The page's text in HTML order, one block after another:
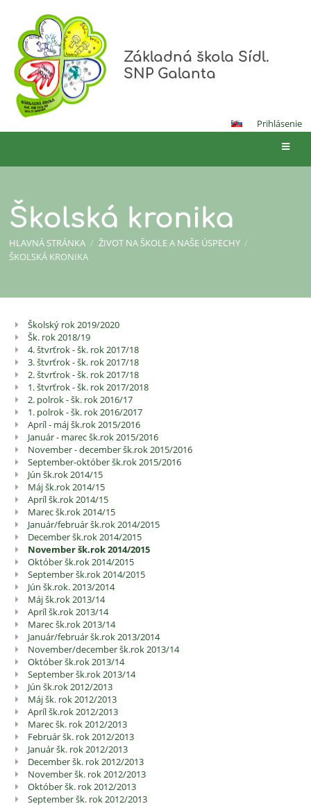
Základná škola Sídl.
SNP Galanta
Prihlásenie
Školská kronika
HLAVNÁ STRÁNKA / ŽIVOT NA ŠKOLE A NAŠE ÚSPECHY /
ŠKOLSKÁ KRONIKA
Školská
kronika
Školský rok 2019/2020
Šk. rok 2018/19
4. štvrťrok - šk. rok 2017/18
3. štvrťrok - šk. rok 2017/18
2. štvrťrok - šk. rok 2017/18
1. štvrťrok - šk. rok 2017/2018
2. polrok - šk. rok 2016/17
1. polrok - šk. rok 2016/2017
Apríl - máj šk.rok 2015/2016
Január - marec šk.rok 2015/2016
November - december šk.rok 2015/2016
September-október šk.rok 2015/2016
Jún šk.rok 2014/15
Máj šk.rok 2014/15
Apríl šk.rok 2014/15
Marec šk.rok 2014/15
Január/február šk.rok 2014/2015
December šk.rok 2014/2015
November šk.rok 2014/2015
Október šk.rok 2014/2015
September šk.rok 2014/2015
Jún šk.rok. 2013/2014
Máj šk.rok 2013/14
Apríl šk.rok 2013/14
Marec šk.rok 2013/14
Január/február šk.rok 2013/2014
November/december šk.rok 2013/14
Október šk.rok 2013/14
September šk.rok 2013/14
Jún šk.rok 2012/2013
Máj šk. rok 2012/2013
Apríl šk.rok 2012/2013
Marec šk. rok 2012/2013
Február šk. rok 2012/2013
Január šk. rok 2012/2013
December šk. rok 2012/2013
November šk. rok 2012/2013
Október šk. rok 2012/2013
September šk. rok 2012/2013